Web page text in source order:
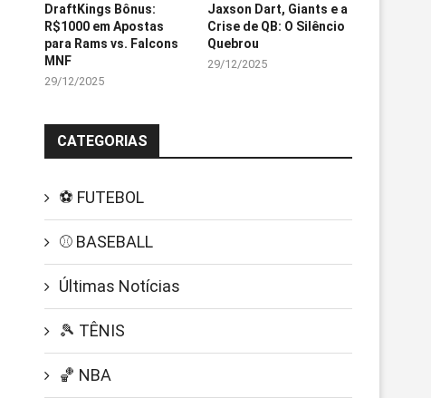
DraftKings Bônus:
R$1000 em Apostas
para Rams vs. Falcons
MNF
29/12/2025
Jaxson Dart, Giants e a
Crise de QB: O Silêncio
Quebrou
29/12/2025
CATEGORIAS
⚽ FUTEBOL
⚾ BASEBALL
Últimas Notícias
🎾 TÊNIS
🏀 NBA